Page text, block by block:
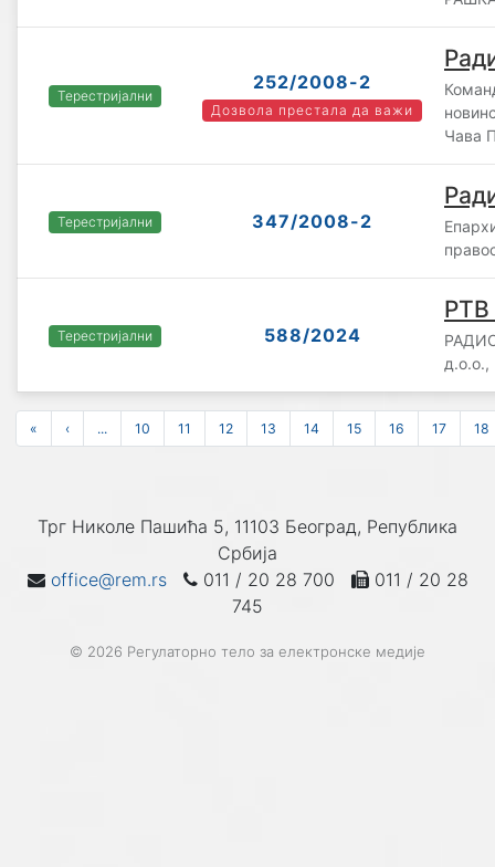
Терестријални
252/2008-2
Дозвола престала да важи
Чава
Терестријални 347/2008-2
Терестријални 588/2024
РТВ
д.о.о.,
« ‹ ... 10 11 12 13 14 15 16 17 18
Трг Николе Пашића 5, 11103 Београд, Република
Србија
office@rem.rs
011 / 20 28 700
011 / 20 28
745
© 2026 Регулаторно тело за електронске медије